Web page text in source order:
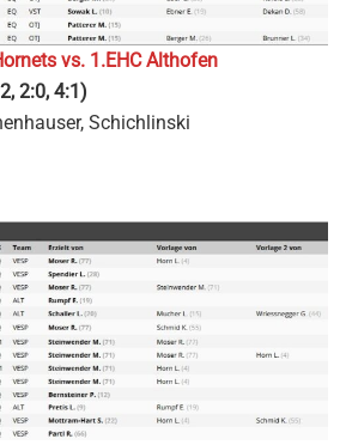
vs. 1.EHC Althofen
2:0, 4:1)
Schichlinski